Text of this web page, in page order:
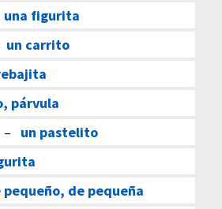
una figurita
un carrito
párvula
un pastelito
pequeño, de pequeña